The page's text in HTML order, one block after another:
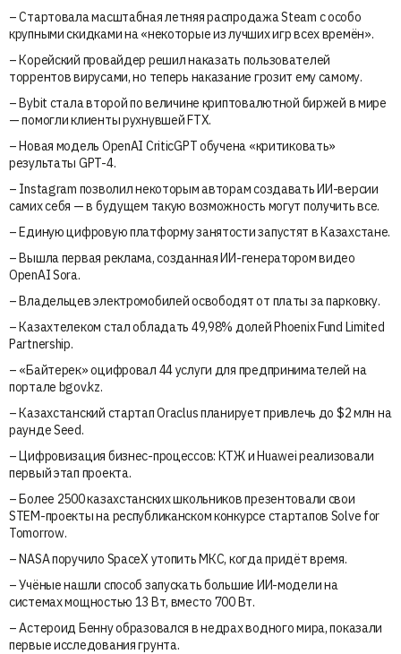
– Стартовала масштабная летняя распродажа Steam с особо
крупными скидками на «некоторые из лучших игр всех времён».
– Корейский провайдер решил наказать пользователей
торрентов вирусами, но теперь наказание грозит ему самому.
– Bybit стала второй по величине криптовалютной биржей в мире
— помогли клиенты рухнувшей FTX.
– Новая модель OpenAI CriticGPT обучена «критиковать»
результаты GPT-4.
– Instagram позволил некоторым авторам создавать ИИ-версии
самих себя — в будущем такую возможность могут получить все.
– Единую цифровую платформу занятости запустят в Казахстане.
– Вышла первая реклама, созданная ИИ-генератором видео
OpenAI Sora.
– Владельцев электромобилей освободят от платы за парковку.
– Казахтелеком стал обладать 49,98% долей Phoenix Fund Limited
Partnership.
– «Байтерек» оцифровал 44 услуги для предпринимателей на
портале bgov.kz.
– Казахстанский стартап Oraclus планирует привлечь до $2 млн на
раунде Seed.
– Цифровизация бизнес-процессов: КТЖ и Huawei реализовали
первый этап проекта.
– Более 2500 казахстанских школьников презентовали свои
STEM-проекты на республиканском конкурсе стартапов Solve for
Tomorrow.
– NASA поручило SpaceX утопить МКС, когда придёт время.
– Учёные нашли способ запускать большие ИИ-модели на
системах мощностью 13 Вт, вместо 700 Вт.
– Астероид Бенну образовался в недрах водного мира, показали
первые исследования грунта.